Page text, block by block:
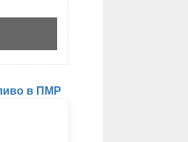
в ПМР